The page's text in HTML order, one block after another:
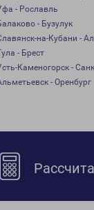
- Рославль
- Бузулук
на-Кубани -
- Брест
Каменогорск -
- Оренбург